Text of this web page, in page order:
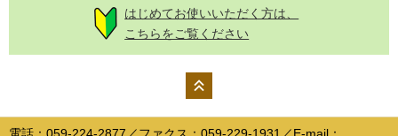
はじめてお使いいただく方は、
こちらをご覧ください
ジの